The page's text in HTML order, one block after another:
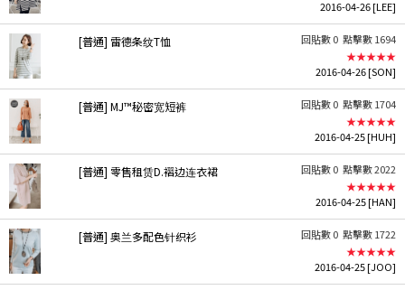
2016-04-26[LEE]
回貼數 0 點擊數 1694
[普通] 雷德条纹T恤
★★★★★
2016-04-26[SON]
回貼數 0 點擊數 1704
[普通] MJ™秘密宽短裤
★★★★★
2016-04-25[HUH]
回貼數 0 點擊數 2022
[普通] 零售租赁D.褶边连衣裙
★★★★★
2016-04-25[HAN]
回貼數 0 點擊數 1722
[普通] 奥兰多配色针织衫
★★★★★
2016-04-25[JOO]